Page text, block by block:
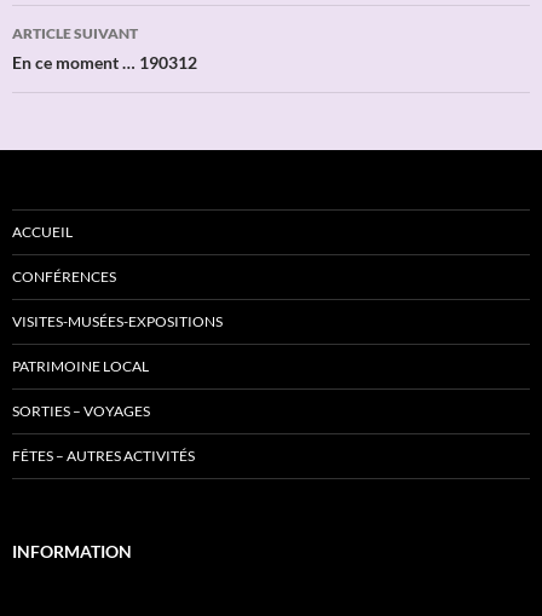
articles
ARTICLE SUIVANT
En ce moment … 190312
ACCUEIL
CONFÉRENCES
VISITES-MUSÉES-EXPOSITIONS
PATRIMOINE LOCAL
SORTIES – VOYAGES
FÊTES – AUTRES ACTIVITÉS
INFORMATION